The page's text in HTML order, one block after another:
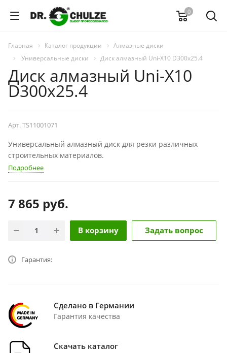
0
Главная Каталог продукции
Алмазные диски
Универсальные диски
Диск алмазный Uni-X10 D300x25.4
Диск алмазный Uni-X10
D300x25.4
Арт. TS11001071
Универсальный алмазный диск для резки различных
строительных материалов.
Подробнее
7 865 руб.
В корзину Задать вопрос
Гарантия:
Сделано в Германии
Гарантия качества
Скачать каталог